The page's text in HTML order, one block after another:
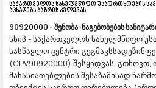
Საქართველოს Სახელმწიფო Უსაფრთხოების
Აცხადებს Ბაზრის Კვლევას
90920000 - შენობა-ნაგებობების
სსიპ - საქართველოს სახელმწიფო
სასწავლო ცენტრი
(CPV90920000) შესყიდვას.
მახასიათებლების შესაბამისად